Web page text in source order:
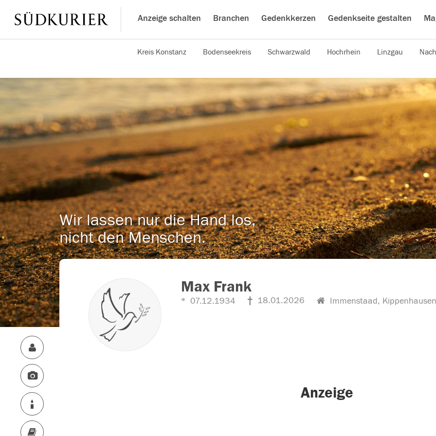
Anzeige schalten Branchen Gedenkkerzen Gedenkseite gestalten
Kreis Konstanz Bodenseekreis Schwarzwald Hochrhein Linzgau
Wir lassen nur die Hand los,
nicht den Menschen.
Max Frank
07.12.1934 18.01.2026 Immenstaad, Kippenhausen
Anzeige